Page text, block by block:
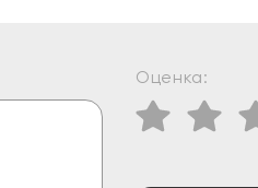
Оценка: